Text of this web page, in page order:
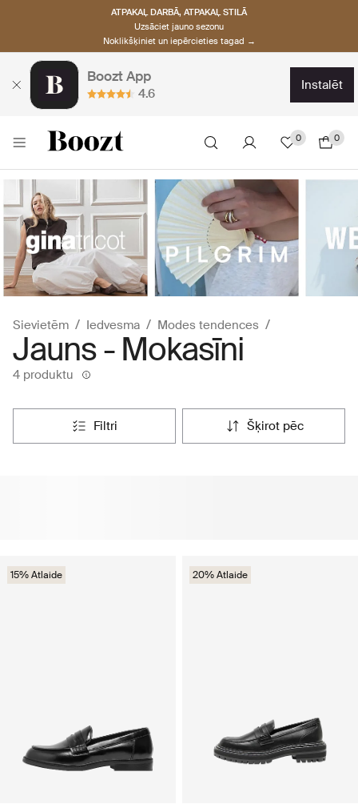
ATPAKAĻ DARBĀ, ATPAKAĻ STILĀ
Uzsāciet jauno sezonu
Noklikšķiniet un iepērcieties tagad →
Boozt App
4.6
instalēt
0 0
Sievietēm Iedvesma Modes tendences
Jauns - Mokasīni
4 produktu
filtri šķirot pēc
15% Atlaide 20% Atlaide